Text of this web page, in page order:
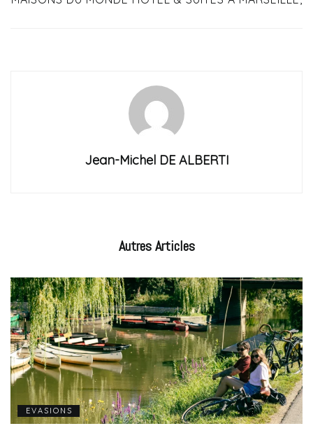
Jean-Michel DE ALBERTI
AutresArticles
EVASIONS